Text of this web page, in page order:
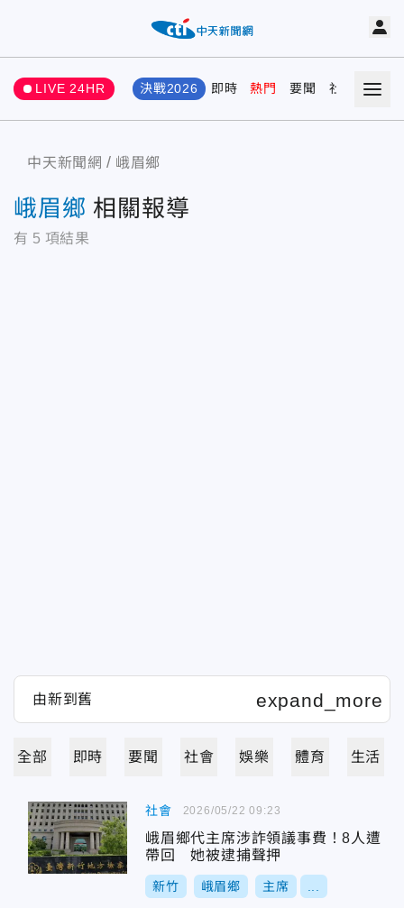
LIVE 24HR 決戰2026 即時 熱門 要聞 社會 娛樂
中天新聞網 峨眉鄉
峨眉鄉 相關報導
有 5 項結果
全部 即時 要聞 社會 娛樂 體育 生活
社會
峨眉鄉代主席涉詐領議事費！8人遭
帶回 她被逮捕聲押
新竹 峨眉鄉 主席
2026/05/22 09:23